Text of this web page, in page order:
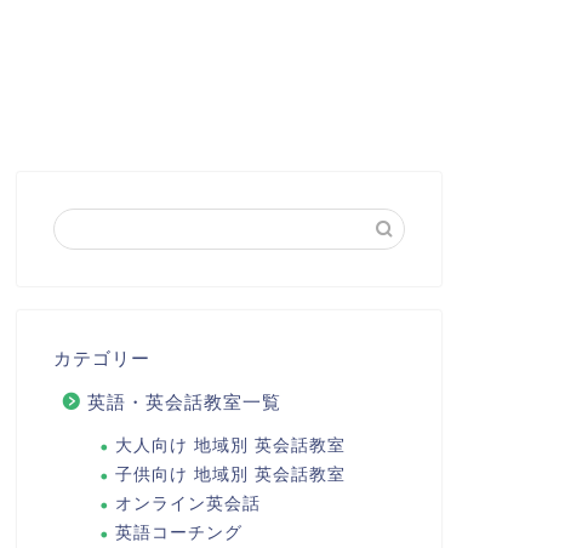
カテゴリー
英語・英会話教室一覧
大人向け 地域別 英会話教室
子供向け 地域別 英会話教室
オンライン英会話
英語コーチング